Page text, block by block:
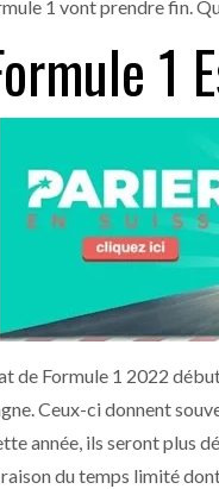
1 vont prendre fin.
1
de Formule 1 2022
Ceux-ci donnent
année, ils seront plus
du temps limité